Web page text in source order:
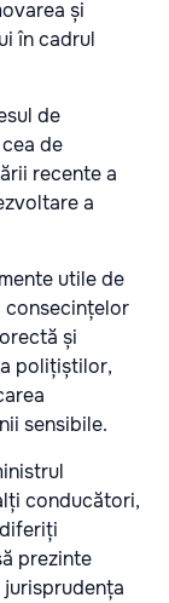
și
în cadrul
de
de
recente a
a
utile de
consecințelor
și
polițiștilor,
sensibile.
conducători,
prezinte